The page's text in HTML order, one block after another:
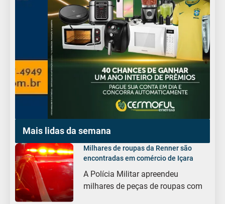
Mais lidas da semana
Milhares de roupas da Renner são
encontradas em comércio de Içara
A Polícia Militar apreendeu
milhares de peças de roupas com